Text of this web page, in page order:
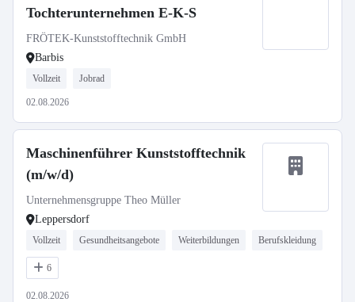
Tochterunternehmen E-K-S
FRÖTEK-Kunststofftechnik GmbH
Barbis
Vollzeit Jobrad
02.08.2026
Maschinenführer Kunststofftechnik
(m/w/d)
Unternehmensgruppe Theo Müller
Leppersdorf
Vollzeit Gesundheitsangebote Weiterbildungen Berufskleidung
6
02.08.2026